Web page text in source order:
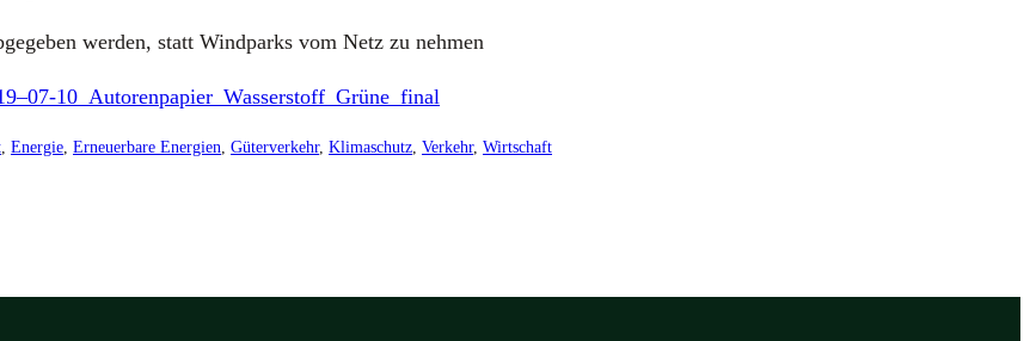
wer­den, statt Wind­parks vom Netz zu neh­men
10_Autorenpapier_Wasserstoff_Grüne_final
, Energie, Erneuerbare Energien, Güterverkehr, Klimaschutz, Verkehr, Wirtschaft